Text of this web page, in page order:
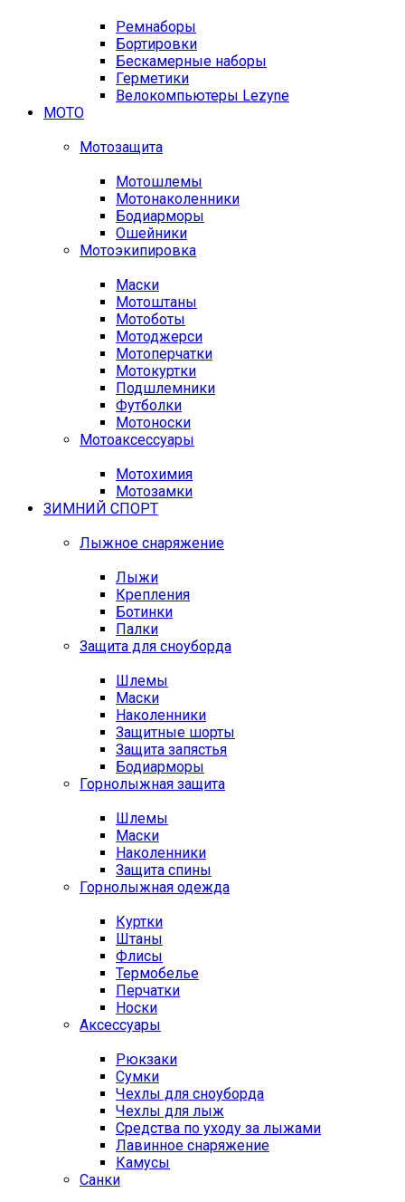
Ремнаборы
Бортировки
Бескамерные наборы
Герметики
Велокомпьютеры Lezyne
МОТО
Мотозащита
Мотошлемы
Мотонаколенники
Бодиарморы
Ошейники
Мотоэкипировка
Маски
Мотоштаны
Мотоботы
Мотоджерси
Мотоперчатки
Мотокуртки
Подшлемники
Футболки
Мотоноски
Мотоаксессуары
Мотохимия
Мотозамки
ЗИМНИЙ СПОРТ
Лыжное снаряжение
Лыжи
Крепления
Ботинки
Палки
Защита для сноуборда
Шлемы
Маски
Наколенники
Защитные шорты
Защита запястья
Бодиарморы
Горнолыжная защита
Шлемы
Маски
Наколенники
Защита спины
Горнолыжная одежда
Куртки
Штаны
Флисы
Термобелье
Перчатки
Носки
Аксессуары
Рюкзаки
Сумки
Чехлы для сноуборда
Чехлы для лыж
Средства по уходу за лыжами
Лавинное снаряжение
Камусы
Санки